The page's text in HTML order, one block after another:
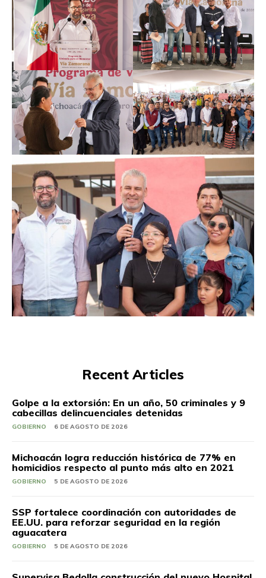
Recent Articles
Golpe a la extorsión: En un año, 50 criminales y 9
cabecillas delincuenciales detenidas
GOBIERNO 6 DE AGOSTO DE 2026
Michoacán logra reducción histórica de 77% en
homicidios respecto al punto más alto en 2021
GOBIERNO 5 DE AGOSTO DE 2026
SSP fortalece coordinación con autoridades de
EE.UU. para reforzar seguridad en la región
aguacatera
GOBIERNO 5 DE AGOSTO DE 2026